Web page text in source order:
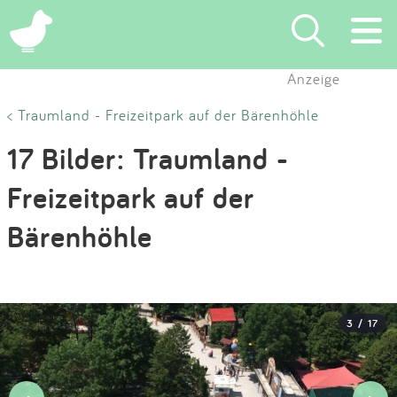
×
Suchen
Eintragen
App
Partner
Kontakt
Anzeige
< Traumland - Freizeitpark auf der Bärenhöhle
17 Bilder: Traumland -
Freizeitpark auf der
Bärenhöhle
3 / 17